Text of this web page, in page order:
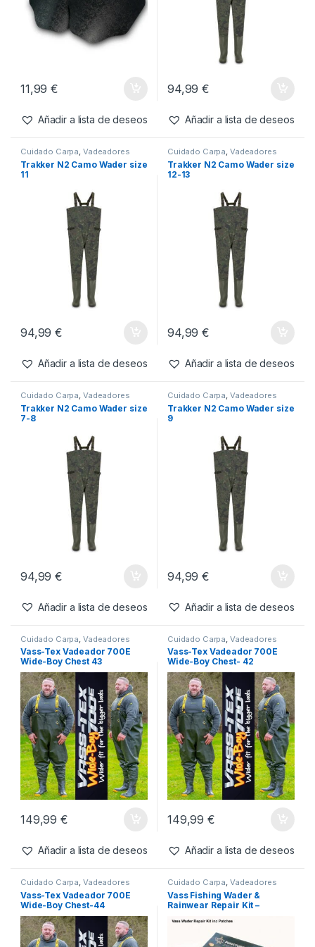
11,99€
Añadir a lista de deseos
94,99€
Añadir a lista de deseos
Cuidado Carpa, Vadeadores
Trakker N2 Camo Wader size
11
94,99€
Añadir a lista de deseos
Cuidado Carpa, Vadeadores
Trakker N2 Camo Wader size
12-13
94,99€
Añadir a lista de deseos
Cuidado Carpa, Vadeadores
Trakker N2 Camo Wader size
7-8
94,99€
Añadir a lista de deseos
Cuidado Carpa, Vadeadores
Trakker N2 Camo Wader size
9
94,99€
Añadir a lista de deseos
Cuidado Carpa Vadeadores
Vass-Tex Vadeador 700E
Wide-Boy Chest 43
149,99€
Añadir a lista de deseos
Cuidado Carpa Vadeadores
Vass-Tex Vadeador 700E
Wide-Boy Chest- 42
149,99€
Añadir a lista de deseos
Cuidado Carpa, Vadeadores
Vass-Tex Vadeador 700E
Wide-Boy Chest-44
Cuidado Carpa, Vadeadores
Vass Fishing Wader &
Rainwear Repair Kit –